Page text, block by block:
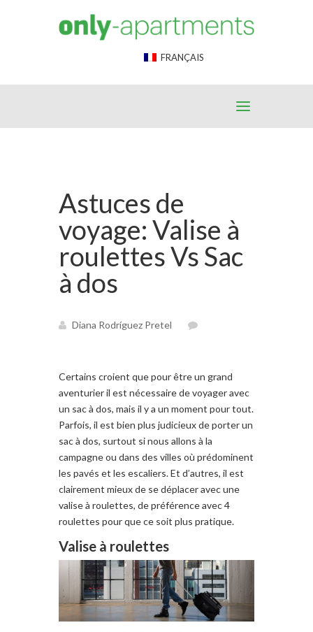
FRANÇAIS
Astuces de
voyage: Valise à
roulettes Vs Sac
à dos
Diana Rodríguez Pretel
Certains croient que pour être un grand
aventurieril est nécessairede voyager avec
un sac à dos, mais il y a un moment pour tout.
Parfois, il est bien plus judicieux deporter un
sac à dos, surtout sinous allons à la
campagne ou dans des villes où prédominent
les pavés et les escaliers.Et d’autres, il est
clairement mieux de sedéplaceravecune
valise à roulettes, de préférenceavec 4
roulettes pour que ce soit plus pratique.
Valise à roulettes